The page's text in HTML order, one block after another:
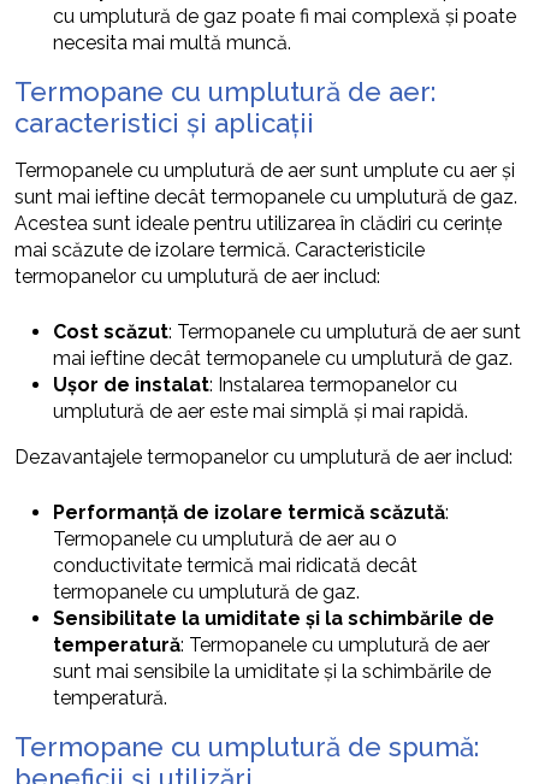
cu umplutură de gaz poate fi mai complexă și poate
necesita mai multă muncă.
Termopane cu umplutură de aer:
caracteristici și aplicații
Termopanele cu umplutură de aer sunt umplute cu aer și
sunt mai ieftine decât termopanele cu umplutură de gaz.
Acestea sunt ideale pentru utilizarea în clădiri cu cerințe
mai scăzute de izolare termică. Caracteristicile
termopanelor cu umplutură de aer includ:
Cost scăzut: Termopanele cu umplutură de aer sunt
mai ieftine decât termopanele cu umplutură de gaz.
Ușor de instalat: Instalarea termopanelor cu
umplutură de aer este mai simplă și mai rapidă.
Dezavantajele termopanelor cu umplutură de aer includ:
Performanță de izolare termică scăzută:
Termopanele cu umplutură de aer au o
conductivitate termică mai ridicată decât
termopanele cu umplutură de gaz.
Sensibilitate la umiditate și la schimbările de
temperatură: Termopanele cu umplutură de aer
sunt mai sensibile la umiditate și la schimbările de
temperatură.
Termopane cu umplutură de spumă: